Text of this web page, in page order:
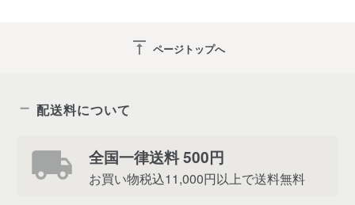
vertical_align_top ページトップへ
配送料について
全国一律送料 500円
お買い物税込11,000円以上で送料無料